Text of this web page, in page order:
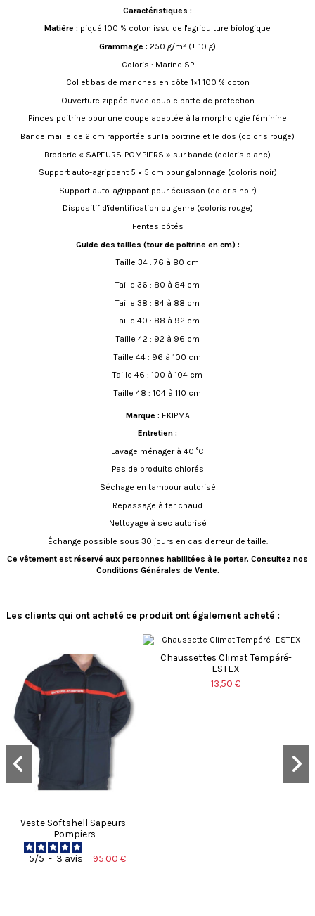
Caractéristiques :
Matière : piqué 100 % coton issu de l'agriculture biologique
Grammage : 250 g/m² (± 10 g)
Coloris : Marine SP
Col et bas de manches en côte 1×1 100 % coton
Ouverture zippée avec double patte de protection
Pinces poitrine pour une coupe adaptée à la morphologie féminine
Bande maille de 2 cm rapportée sur la poitrine et le dos (coloris rouge)
Broderie « SAPEURS-POMPIERS » sur bande (coloris blanc)
Support auto-agrippant 5 × 5 cm pour galonnage (coloris noir)
Support auto-agrippant pour écusson (coloris noir)
Dispositif d'identification du genre (coloris rouge)
Fentes côtés
Guide des tailles (tour de poitrine en cm) :
Taille 34 : 76 à 80 cm
Taille 36 : 80 à 84 cm
Taille 38 : 84 à 88 cm
Taille 40 : 88 à 92 cm
Taille 42 : 92 à 96 cm
Taille 44 : 96 à 100 cm
Taille 46 : 100 à 104 cm
Taille 48 : 104 à 110 cm
Marque : EKIPMA
Entretien :
Lavage ménager à 40 °C
Pas de produits chlorés
Séchage en tambour autorisé
Repassage à fer chaud
Nettoyage à sec autorisé
Échange possible sous 30 jours en cas d'erreur de taille.
Ce vêtement est réservé aux personnes habilitées à le porter. Consultez nos
Conditions Générales de Vente.
Basé sur1 avis soumis à un
contrôle
Voir tous les avis sur ce site
étoiles
4
3étoiles
2
étoiles
1étoile
très beau
Avis du26/12/2025 , suite à une
expérience du
03/12/2025
Valérie M.
(0)Signaler
Les clients qui ont acheté ce produit ont également acheté :
Veste Softshell Sapeurs-
Pompiers
5/5 - 3 avis 95,00 €
Chaussettes Climat Tempéré-
ESTEX
13,50 €